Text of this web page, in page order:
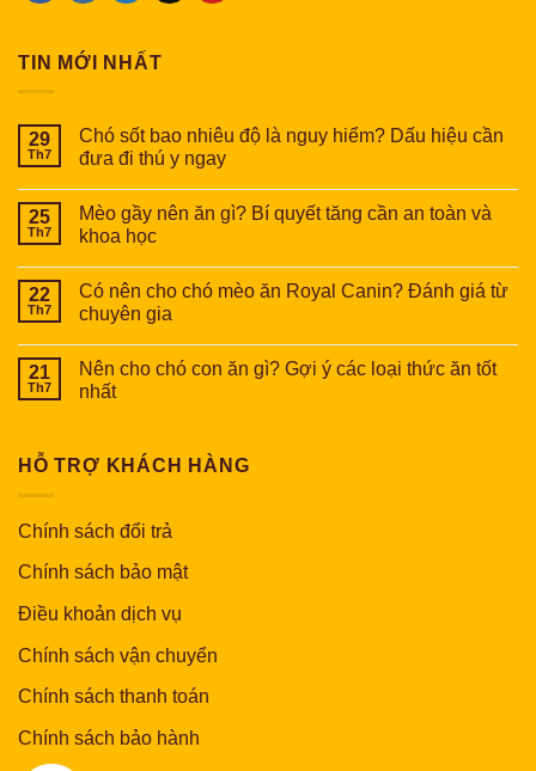
TIN MỚI NHẤT
29
Th7
Chó sốt bao nhiêu độ là nguy hiểm? Dấu hiệu cần
đưa đi thú y ngay
25
Th7
Mèo gầy nên ăn gì? Bí quyết tăng cần an toàn và
khoa học
22
Th7
Có nên cho chó mèo ăn Royal Canin? Đánh giá từ
chuyên gia
21
Th7
Nên cho chó con ăn gì? Gợi ý các loại thức ăn tốt
nhất
HỖ TRỢ KHÁCH HÀNG
Chính sách đổi trả
Chính sách bảo mật
Điều khoản dịch vụ
Chính sách vận chuyển
Chính sách thanh toán
Chính sách bảo hành